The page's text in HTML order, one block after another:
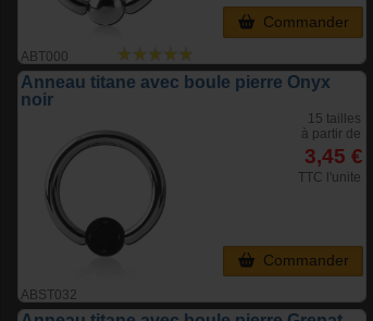
ABT000
Commander
Anneau titane avec boule pierre Onyx
noir
ABST032
15 tailles
à partir de
3,45 €
TTC l'unite
Commander